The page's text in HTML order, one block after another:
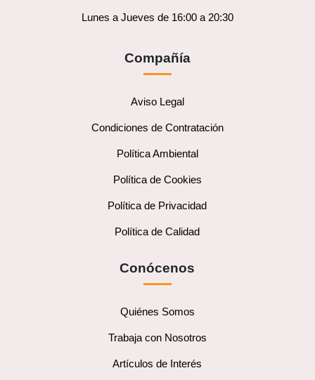
Lunes a Jueves de 16:00 a 20:30
Compañía
Aviso Legal
Condiciones de Contratación
Política Ambiental
Política de Cookies
Política de Privacidad
Política de Calidad
Conócenos
Quiénes Somos
Trabaja con Nosotros
Artículos de Interés